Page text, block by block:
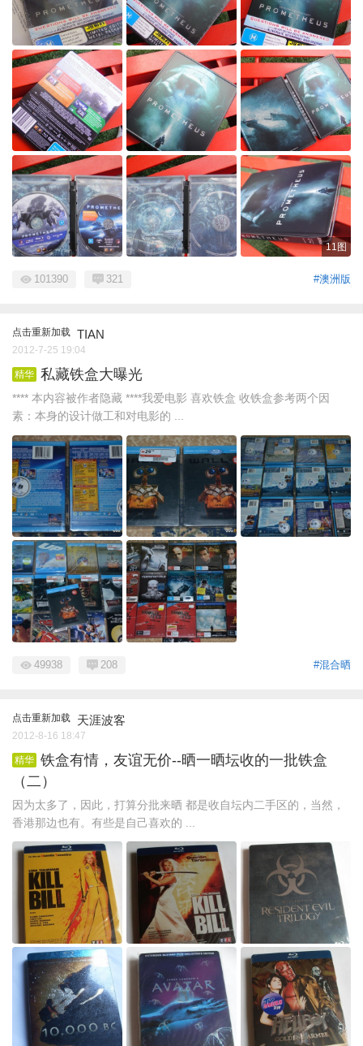
11图
#澳洲版
101390 321
点击重新加载 TIAN
2012-7-25 19:04
精华 私藏铁盒大曝光
**** 本内容被作者隐藏 ****我爱电影 喜欢铁盒 收铁盒参考两个因
素：本身的设计做工和对电影的 ...
#混合晒
49938 208
点击重新加载 天涯波客
2012-8-16 18:47
精华 铁盒有情，友谊无价--晒一晒坛收的一批铁盒
（二）
因为太多了，因此，打算分批来晒 都是收自坛内二手区的，当然，
香港那边也有。有些是自己喜欢的 ...